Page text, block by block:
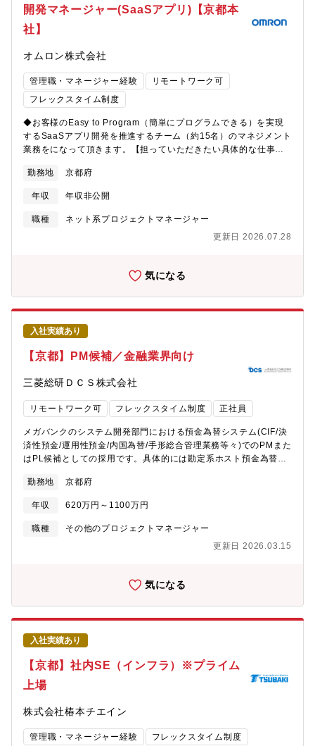
携わっていただけます。
開発マネージャー(SaaSアプリ)【京都本
社】
オムロン株式会社
管理職・マネージャー経験
リモートワーク可
フレックスタイム制度
◆お客様のEasy to Program（簡単にプログラムできる）を実現
するSaaSアプリ開発を推進するチーム（約15名）のマネジメント
業務をになって頂きます。【担っていただきたい具体的な仕事内
発方針の立案と遂行・開発予算の管理、100万円以下の予算執行認
可・15名程度のメンバのマネジメント（労務管理、目標設定と人
事考課、高頻度な1on1を通じたメンバへの動機付けやキャリア育
成促進）・担当開発テーマのプロジェクトマネジメント など【募
者の高齢化、人財不足、属人化した開発に起因した低い開発生産
レーションなどDX技術やネットワーク技術を活用し、製造業のお
客様の開発生産性向上を通じて、世界や日本の製造業をより良く
していくことを目指しています。我々と一緒に、「製造業DX」の
推進を通じて製造業をより良くしていきたい、という想いを持っ
た方を、業界・企業問わず幅広く募集しています（制御機器の開
発経験は問いません）。【ミッション】■製造業・社会への貢献
PLCプログラム開発の自動化を進めることで、製造業が直面する
深刻な問題（熟練技術者の高齢化、人財不足、属人化した開発に
起因した低い開発生産性）の解決に貢献できます。■事業への貢献
お客様と一緒に課題解決をすることで、お客様の事業拡大に貢献
し、結果、自社のコントローラ事業拡大に貢献できます。■ご自身
のキャリアの成長・製造業DXの最前線で、社会的意義のあるPLC
プログラム開発の自動化に関わることができます・同社での経験
を積むことで、社内外でのテックリーダとして活躍できる可能性
があります【使用する開発言語・ソフト・装置/機器等】■ 開発環
API, Claude・言語：Python、C++/C#■ プロジェクト・タスク管
他・O365【組織構成】■商品事業本部 テクノロジーイノベーシ
ョンセンタ 開発部同部門は、PLCを中心とした制御機器の技術
す。特に、生成AI、仮想化（Docker、ハイパーバイザ）、映像活
ます。■我々は、業界No1の心理的安全性の高い職場を目指してい
ます。・20代を中心とした若いチームです。・1on1や面接を通じ
て、ご自身のWILLの表出を大事にする職場です。・ご自身のキャ
リア形成が可能です（e-learning補助、資格取得時の報償の制度
あり。職場内での勉強会あり）。・業務状況に応じたメリハリの
ある働き方、性別に関係なく育児休業が取りやすい、非常に働き
やすい職場です。【本ポジションの魅力】■世界・日本の製造業を
より良くする、に貢献できます・世界や日本の製造業が抱える深
刻な問題（高齢化・人財不足・生産性向上など）の解決に貢献で
生成AI、AIエージェント・マルチエージェントなど、現在注目さ
自身のキャリア開発・スキルアップを図ることができます。■キャ
勤務地 京都府
年収 年収非公開
職種
ネット系プロジェクトマネージャー
更新日 2026.07.28
気になる
入社実績あり
【京都】PM候補／金融業界向け
三菱総研ＤＣＳ株式会社
リモートワーク可 フレックスタイム制度 正社員
メガバンクのシステム開発部門における預金為替システム(CIF/決
済性預金/運用性預金/内国為替/手形総合管理業務等々)でのPMまた
はPL候補としての採用です。具体的には勘定系ホスト預金為替シ
ー、また災害対策としてバックアップ機への本番運用切替作業を
担当(被災時のみ)。【具体的な業務内容】■預金為替システムの要
件定義・設計等の上流工程、開発・保守等の一連の管理■プロジェ
クトの全体管理や品質管理■プライムベンダーとして顧客や協業他
模(300人月程度)、また汎用系・オープン系それぞれのPJTが多数
インフレームを中心に大規模なシステムになっておりますが、保
守性・機能性・コストダウンを目指した「オープン化」を進めて
おり、ホストシステム刷新プロジェクト（全行アーキテクチャ戦
略）においても、同社は勘定系ホストのモダナイゼーションだけ
でなく分散システム構築も担当しており、最新技術にも触れる機
会があり高い技術力を身に付けることが可能です。【同社につい
て】三菱総研DCS株式会社は、1970年に三菱銀行（現・三菱UFJ
銀行）の受託計算部門が分離・独立して以来、特にシステム構築
やサービス事業展開において、数多くのお客様に支えられながら
グループの中核企業となり、シンクタンク・コンサルティングか
らIT実装に繋げることによって、お客様や社会課題の解決に真に
貢献できる存在を目指しています。従来、多くの経験を得てきた
勤務地 京都府
年収 620万円～1100万円
職種
その他のプロジェクトマネージャー
更新日 2026.03.15
気になる
入社実績あり
【京都】社内SE（インフラ）※プライム
上場
株式会社椿本チエイン
管理職・マネージャー経験
フレックスタイム制度